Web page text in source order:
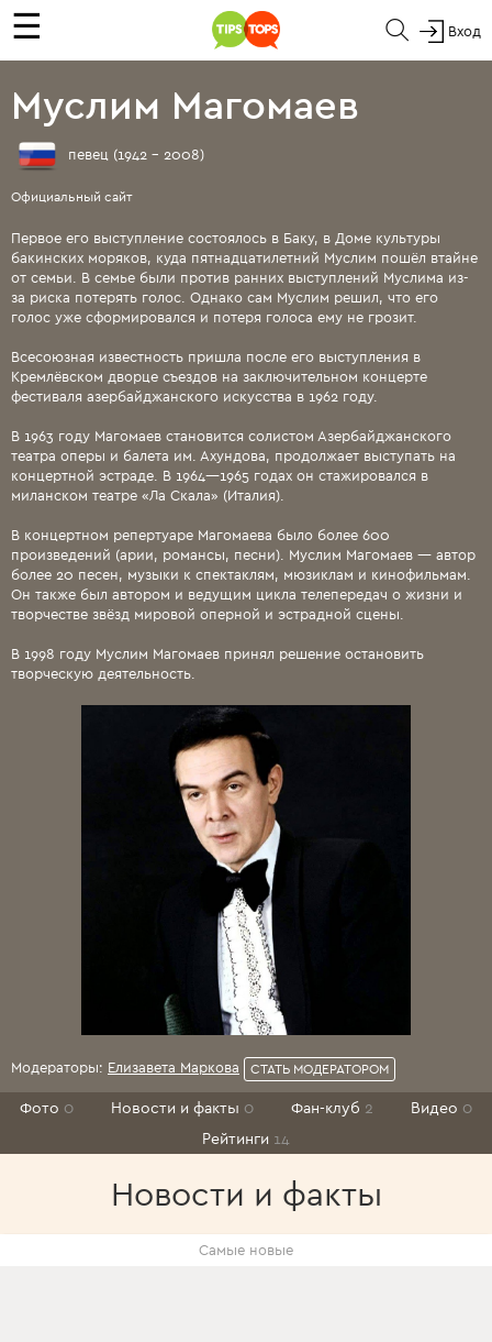
☰ Вход
Муслим Магомаев
певец (1942 - 2008)
Официальный сайт
Первое его выступление состоялось в Баку, в Доме культуры
бакинских моряков, куда пятнадцатилетний Муслим пошёл втайне
от семьи. В семье были против ранних выступлений Муслима из-
за риска потерять голос. Однако сам Муслим решил, что его
голос уже сформировался и потеря голоса ему не грозит.
Всесоюзная известность пришла после его выступления в
Кремлёвском дворце съездов на заключительном концерте
фестиваля азербайджанского искусства в 1962 году.
В 1963 году Магомаев становится солистом Азербайджанского
театра оперы и балета им. Ахундова, продолжает выступать на
концертной эстраде. В 1964—1965 годах он стажировался в
миланском театре «Ла Скала» (Италия).
В концертном репертуаре Магомаева было более 600
произведений (арии, романсы, песни). Муслим Магомаев — автор
более 20 песен, музыки к спектаклям, мюзиклам и кинофильмам.
Он также был автором и ведущим цикла телепередач о жизни и
творчестве звёзд мировой оперной и эстрадной сцены.
В 1998 году Муслим Магомаев принял решение остановить
творческую деятельность.
Модераторы: Елизавета Маркова СТАТЬ МОДЕРАТОРОМ
Фото 0 Новости и факты 0 Фан-клуб 2 Видео 0
Рейтинги 14
Новости и факты
Самые новые